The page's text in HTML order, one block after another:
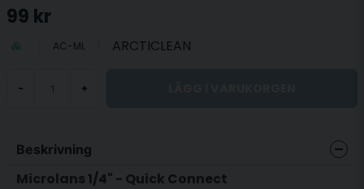
99 kr
AC-ML ARCTICLEAN
- +
Beskrivning
Microlans 1/4" - Quick Connect